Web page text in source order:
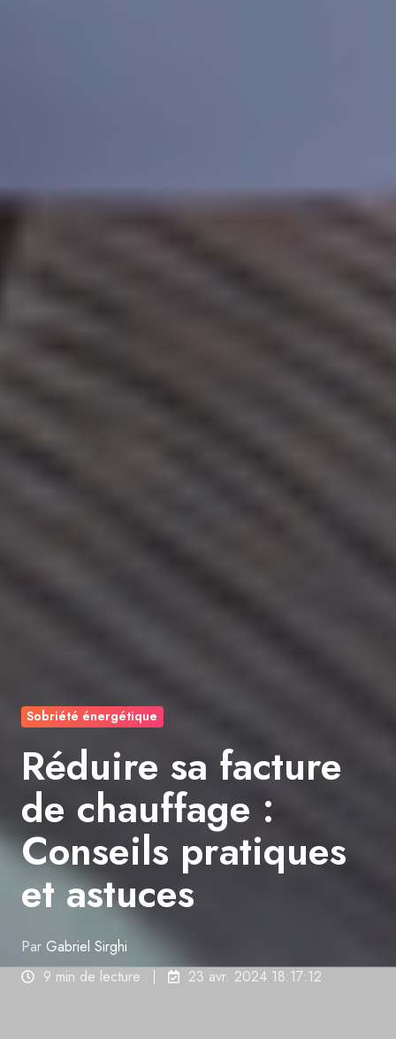
Sobriété énergétique
Réduire sa facture
de chauffage :
Conseils pratiques
et astuces
Par Gabriel Sirghi
9 min de lecture
23 avr. 2024 18:17:12